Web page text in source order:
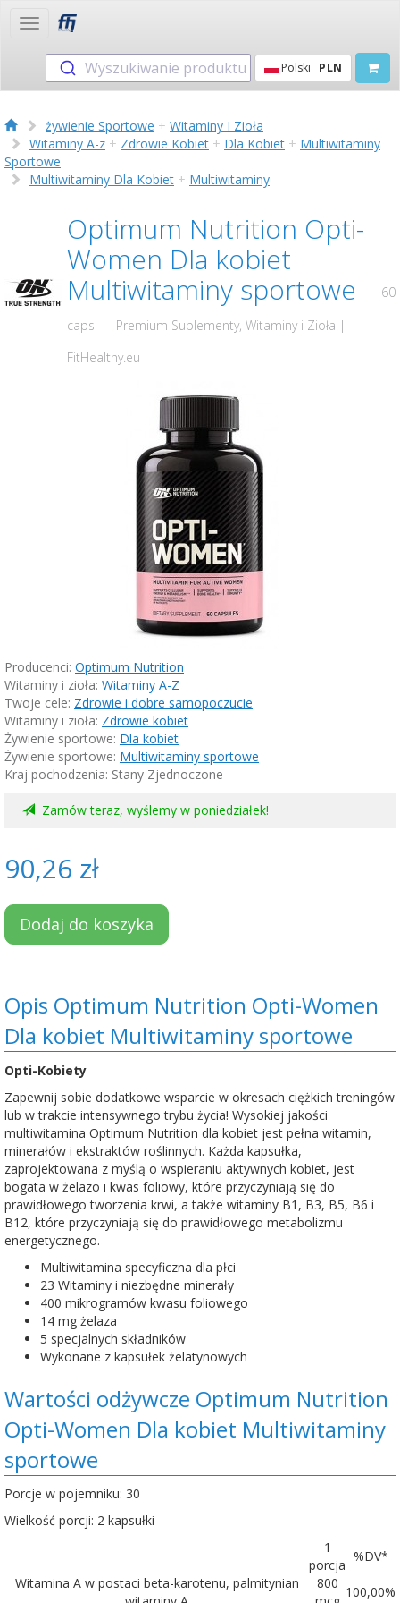
Toggle
Wyszukiwanie produktu Polski PLN
żywienie Sportowe + Witaminy I Zioła
Witaminy A-z + Zdrowie Kobiet + Dla Kobiet + Multiwitaminy
Sportowe
Multiwitaminy Dla Kobiet + Multiwitaminy
Optimum Nutrition Opti-
Women Dla kobiet
Multiwitaminy sportowe
60
caps
Premium Suplementy, Witaminy i Zioła |
FitHealthy.eu
Producenci: Optimum Nutrition
Witaminy i zioła: Witaminy A-Z
Twoje cele: Zdrowie i dobre samopoczucie
Witaminy i zioła: Zdrowie kobiet
Żywienie sportowe: Dla kobiet
Żywienie sportowe: Multiwitaminy sportowe
Kraj pochodzenia: Stany Zjednoczone
Zamów teraz, wyślemy w poniedziałek!
90,26 zł
Dodaj do koszyka
Opis Optimum Nutrition Opti-Women
Dla kobiet Multiwitaminy sportowe
Opti-Kobiety
Zapewnij sobie dodatkowe wsparcie w okresach ciężkich treningów
lub w trakcie intensywnego trybu życia! Wysokiej jakości
multiwitamina Optimum Nutrition dla kobiet jest pełna witamin,
minerałów i ekstraktów roślinnych. Każda kapsułka,
zaprojektowana z myślą o wspieraniu aktywnych kobiet, jest
bogata w żelazo i kwas foliowy, które przyczyniają się do
prawidłowego tworzenia krwi, a także witaminy B1, B3, B5, B6 i
B12, które przyczyniają się do prawidłowego metabolizmu
energetycznego.
Multiwitamina specyficzna dla płci
23 Witaminy i niezbędne minerały
400 mikrogramów kwasu foliowego
14 mg żelaza
5 specjalnych składników
Wykonane z kapsułek żelatynowych
Wartości odżywcze Optimum Nutrition
Opti-Women Dla kobiet Multiwitaminy
sportowe
Porcje w pojemniku: 30
Wielkość porcji: 2 kapsułki
1
porcja
%DV*
Witamina A w postaci beta-karotenu, palmitynian
800
100,00%